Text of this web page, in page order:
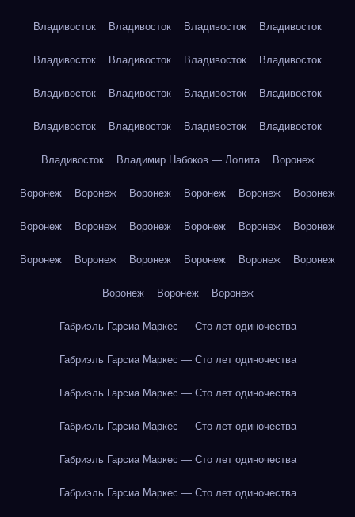
Владивосток Владивосток Владивосток Владивосток
Владивосток Владивосток Владивосток Владивосток
Владивосток Владивосток Владивосток Владивосток
Владивосток Владивосток Владивосток Владивосток
Владивосток Владимир Набоков — Лолита Воронеж
Воронеж Воронеж Воронеж Воронеж Воронеж Воронеж
Воронеж Воронеж Воронеж Воронеж Воронеж Воронеж
Воронеж Воронеж Воронеж Воронеж Воронеж Воронеж
Воронеж Воронеж Воронеж
Габриэль Гарсиа Маркес — Сто лет одиночества
Габриэль Гарсиа Маркес — Сто лет одиночества
Габриэль Гарсиа Маркес — Сто лет одиночества
Габриэль Гарсиа Маркес — Сто лет одиночества
Габриэль Гарсиа Маркес — Сто лет одиночества
Габриэль Гарсиа Маркес — Сто лет одиночества